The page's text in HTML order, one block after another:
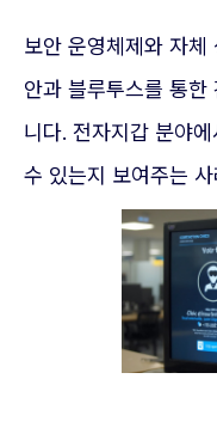
보안 운영체제와 자
안과 블루투스를 통한
니다. 전자지갑 분야
수 있는지 보여주는